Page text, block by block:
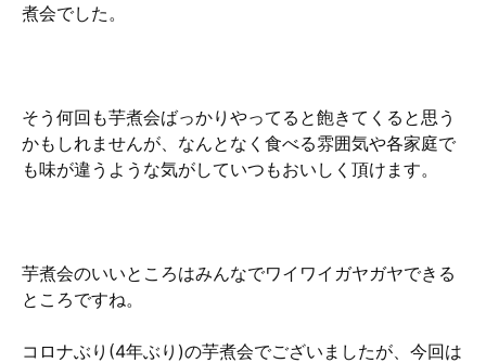
煮会でした。
そう何回も芋煮会ばっかりやってると飽きてくると思う
かもしれませんが、なんとなく食べる雰囲気や各家庭で
も味が違うような気がしていつもおいしく頂けます。
芋煮会のいいところはみんなでワイワイガヤガヤできる
ところですね。
コロナぶり(4年ぶり)の芋煮会でございましたが、今回は